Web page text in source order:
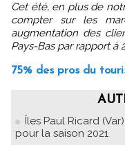
Cet été, en plus de
compter sur les
augmentation des
Pays-Bas par rapport à
75% des pros du
Îles Paul Ricard
pour la saison 2021